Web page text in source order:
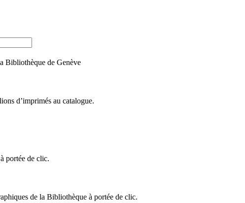
Bibliothèque de Genève
d’imprimés au catalogue.
portée de clic.
de la Bibliothèque à portée de clic.